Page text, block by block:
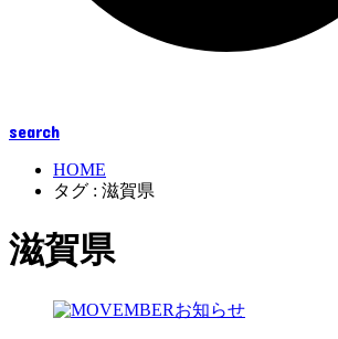
search
HOME
タグ : 滋賀県
滋賀県
お知らせ